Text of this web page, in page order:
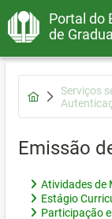
Portal do
de
Serviços
Emissão
Atividades de
Estágio
Participação